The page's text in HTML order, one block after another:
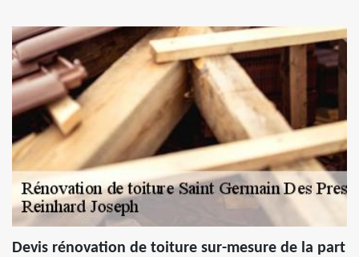
Devis rénovation de toiture sur-mesure de la part